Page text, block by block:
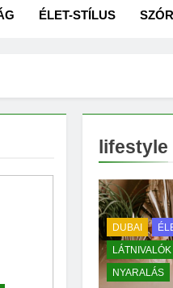
ÉLET-STÍLUS
lifestyle
DUBAI
LÁTNIVALÓK
NYARALÁS